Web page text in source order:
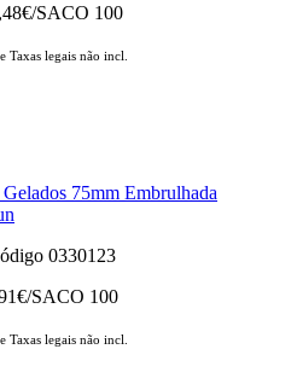
€/SACO 100
Taxas legais não incl.
75mm Embrulhada
0330123
€/SACO 100
Taxas legais não incl.